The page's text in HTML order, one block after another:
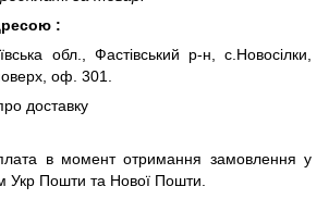
:
обл., Фастівський р-н, с.Новосілки,
оф. 301.
доставку
в момент отримання замовлення у
Укр Пошти та Нової Пошти.